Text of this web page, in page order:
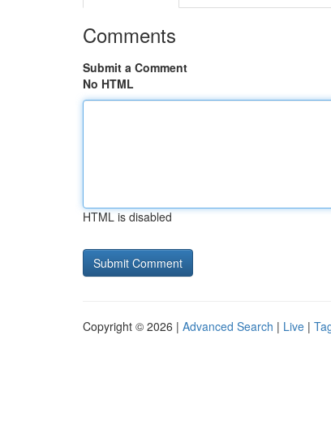
Comments
Submit a Comment
No HTML
HTML is disabled
Copyright © 2026 | Advanced Search | Live |